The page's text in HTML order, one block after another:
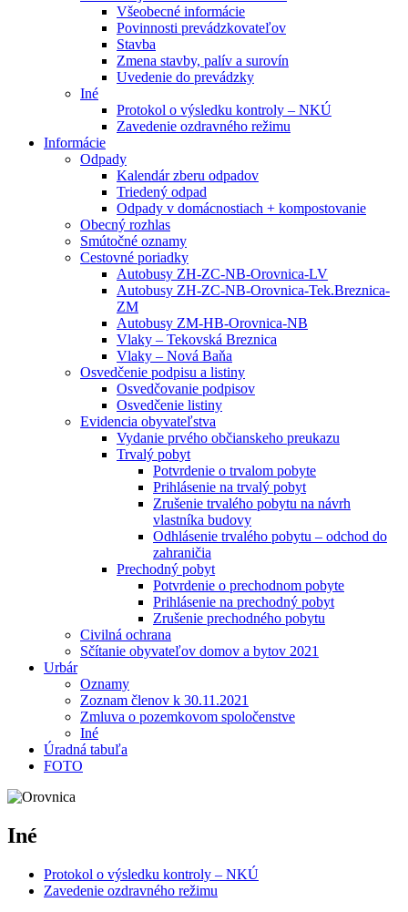
Všeobecné informácie
Povinnosti prevádzkovateľov
Stavba
Zmena stavby, palív a surovín
Uvedenie do prevádzky
Iné
Protokol o výsledku kontroly – NKÚ
Zavedenie ozdravného režimu
Informácie
Odpady
Kalendár zberu odpadov
Triedený odpad
Odpady v domácnostiach + kompostovanie
Obecný rozhlas
Smútočné oznamy
Cestovné poriadky
Autobusy ZH-ZC-NB-Orovnica-LV
Autobusy ZH-ZC-NB-Orovnica-Tek.Breznica-
ZM
Autobusy ZM-HB-Orovnica-NB
Vlaky – Tekovská Breznica
Vlaky – Nová Baňa
Osvedčenie podpisu a listiny
Osvedčovanie podpisov
Osvedčenie listiny
Evidencia obyvateľstva
Vydanie prvého občianskeho preukazu
Trvalý pobyt
Potvrdenie o trvalom pobyte
Prihlásenie na trvalý pobyt
Zrušenie trvalého pobytu na návrh
vlastníka budovy
Odhlásenie trvalého pobytu – odchod do
zahraničia
Prechodný pobyt
Potvrdenie o prechodnom pobyte
Prihlásenie na prechodný pobyt
Zrušenie prechodného pobytu
Civilná ochrana
Sčítanie obyvateľov domov a bytov 2021
Urbár
Oznamy
Zoznam členov k 30.11.2021
Zmluva o pozemkovom spoločenstve
Iné
Úradná tabuľa
FOTO
Iné
Protokol o výsledku kontroly – NKÚ
Zavedenie ozdravného režimu